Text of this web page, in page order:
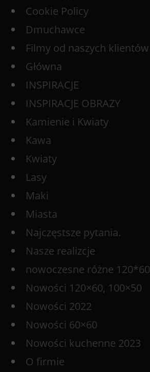
Cookie Policy
Dmuchawce
Filmy od naszych klientów
Główna
INSPIRACJE
INSPIRACJE OBRAZY
Kamienie i Kwiaty
Kawa
Kwiaty
Lasy
Maki
Miasta
Najczęstsze pytania.
Nasze realizcje
nowoczesne różne 120*60
Nowości 120×60, 100×50
Nowości 2022
Nowości 60×60
Nowości kuchenne 2023
O firmie